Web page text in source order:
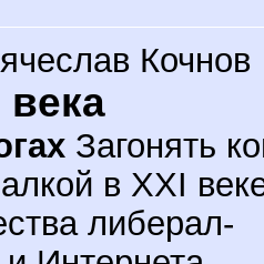
Кочнов
Загонять
в XXI
либерал-